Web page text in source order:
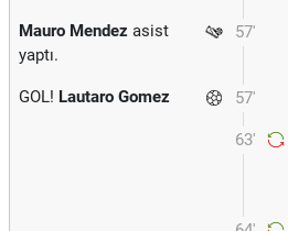
57'
Mauro Mendez asist
yaptı.
57'
GOL! Lautaro Gomez
63'